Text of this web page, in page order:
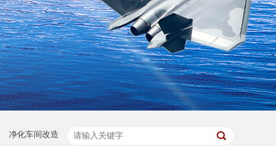
净化车间改造